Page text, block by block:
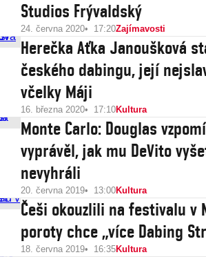
Studios Frývaldský
24. června 2020 17:20Zajímavosti
Herečka Aťka Janoušková
českého dabingu, její
včelky Máji
16. března 2020 17:10Kultura
Monte Carlo: Douglas
vyprávěl, jak mu DeVito
nevyhráli
20. června 2019 13:00Kultura
Češi okouzlili na festivalu v
poroty chce „více Dabing
18. června 2019 16:35Kultura